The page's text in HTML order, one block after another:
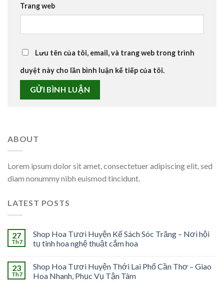
Trang web
Lưu tên của tôi, email, và trang web trong trình
duyệt này cho lần bình luận kế tiếp của tôi.
ABOUT
Lorem ipsum dolor sit amet, consectetuer adipiscing elit, sed
diam nonummy nibh euismod tincidunt.
LATEST POSTS
27
Th7
Shop Hoa Tươi Huyện Kế Sách Sóc Trăng – Nơi hội
tụ tinh hoa nghệ thuật cắm hoa
23
Th7
Shop Hoa Tươi Huyện Thới Lai Phố Cần Thơ – Giao
Hoa Nhanh, Phục Vụ Tận Tâm